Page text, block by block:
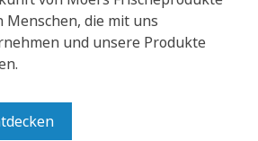
Menschen, die mit uns
und unsere Produkte